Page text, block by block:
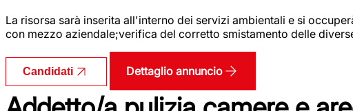
La risorsa sarà inserita all'interno dei servizi ambientali e si
con mezzo aziendale;verifica del corretto smistamento delle
Candidati Dettaglio annuncio